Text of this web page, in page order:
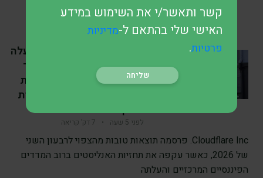
SKN | קלאודפלייר מעלה
את התחזית השנתית לאחר
שהכתה את התחזיות בזכות
ביקוש חזק לבינה מלאכותית
וללקוחות ארגוניים
לפני 5 שעה • 7 דק’ קריאה
Cloudflare Inc. פרסמה תוצאות טובות מהצפוי לרבעון השני
של 2026, כאשר עקפה את תחזיות האנליסטים ברוב המדדים
הפיננסיים המרכזיים והעלתה
קשר ותאשר/י את השימוש במידע
האישי שלי בהתאם ל-מדיניות
פרטיות.